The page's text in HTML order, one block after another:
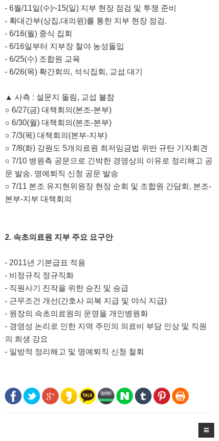
- 6월/11일(수)~15(일) 지부 현장 점검 및 투쟁 준비
- 확대간부(상집,대의원)를 통한 지부 현장 점검.
- 6/16(월) 중식 집회
- 6/16일부터 지부장 철야 농성돌입
- 6/25(수) 조합원 교육
- 6/26(목) 확간회의, 석식집회, 교섭 대기
▲ 사측 : 설문지 돌림, 교섭 불참
○ 6/27(금) 대책회의(본조-본부)
○ 6/30(월) 대책회의(본조-본부)
○ 7/3(목) 대책회의(본부-지부)
○ 7/8(화) 강원도 5개의료원 최저임금법 위반 규탄 기자회견
○ 7/10 병원측 공문으로 긴박한 경영상의 이유로 정리해고 공
문 발송. 명예퇴직 신청 공문 발송
○ 7/11 본조 유지현위원장 현장 순회 및 조합원 간담회, 본조-
본부-지부 대책회의
2. 속초의료원 지부 주요 요구안
- 2011년 기본급표 적용
- 비정규직 정규직화
- 직원사기 진작을 위한 승진 및 승급
- 근무조건 개선(간호사 피복 지급 및 야식 지급)
- 원장의 속초의료원의 운영을 개인병원화
- 경영성 논리로 인한 지역 주민의 의료비 부담 인상 및 직원
의 희생 강요
- 일방적 정리해고 및 명예퇴직 신청 철회